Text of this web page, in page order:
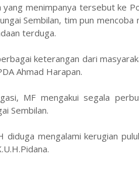
menimpanya tersebut ke
Sembilan, tim pun
terduga.
keterangan dari
Ahmad Harapan.
MF mengakui segala
Sembilan.
diduga mengalami kerugian
K.U.H.Pidana.